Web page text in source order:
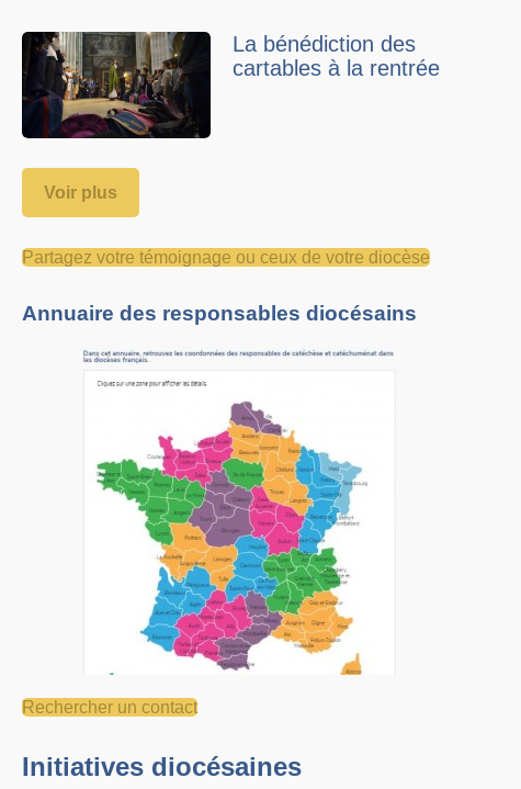
La bénédiction des
cartables à la rentrée
Voir plus
Partagez votre témoignage ou ceux de votre diocèse
Annuaire des responsables diocésains
Rechercher un contact
Initiatives diocésaines